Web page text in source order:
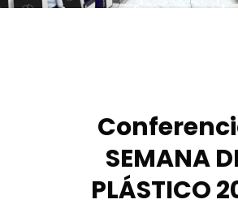
SEMANA
PLÁSTICO